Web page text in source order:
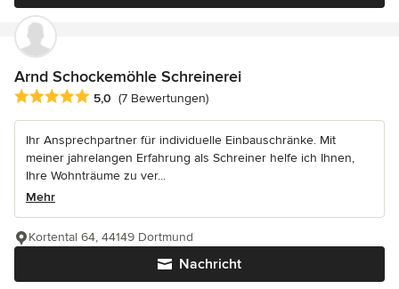
Arnd Schockemöhle Schreinerei
Durchschnittliche Bewertung: 5 von 5 Sternen
5,0 (7 Bewertungen)
Ihr Ansprechpartner für individuelle Einbauschränke. Mit
meiner jahrelangen Erfahrung als Schreiner helfe ich Ihnen,
Ihre Wohnträume zu ver...
Mehr
Nachricht
Kortental 64, 44149 Dortmund